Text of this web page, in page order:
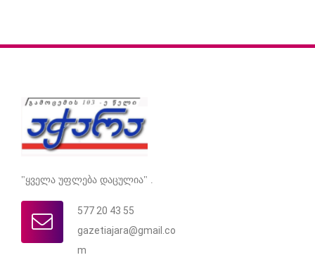
"ყველა უფლება დაცულია" .
577 20 43 55
gazetiajara@gmail.co
m